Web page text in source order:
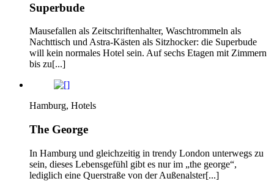
Superbude
Mausefallen als Zeitschriftenhalter, Waschtrommeln als
Nachttisch und Astra-Kästen als Sitzhocker: die Superbude
will kein normales Hotel sein. Auf sechs Etagen mit Zimmern
bis zu[...]
Hamburg, Hotels
The George
In Hamburg und gleichzeitig in trendy London unterwegs zu
sein, dieses Lebensgefühl gibt es nur im „the george“,
lediglich eine Querstraße von der Außenalster[...]